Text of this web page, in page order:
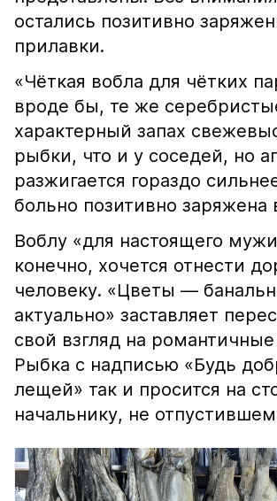
остались позитивно
прилавки.
«Чёткая вобла для чётких
вроде бы, те же
характерный запах
рыбки, что и у соседей, но
разжигается гораздо
больно позитивно заряжена
Воблу «для настоящего
конечно, хочется отнести
человеку. «Цветы —
актуально» заставляет
свой взгляд на
Рыбка с надписью «Будь
лещей» так и просится на
начальнику, не